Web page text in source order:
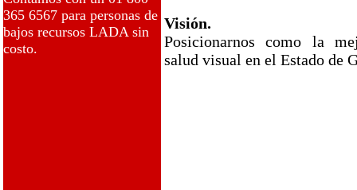
365 6567 para personas de
bajos recursos LADA sin
costo.
Visión.
Posicionarnos como la
salud visual en el Estado de